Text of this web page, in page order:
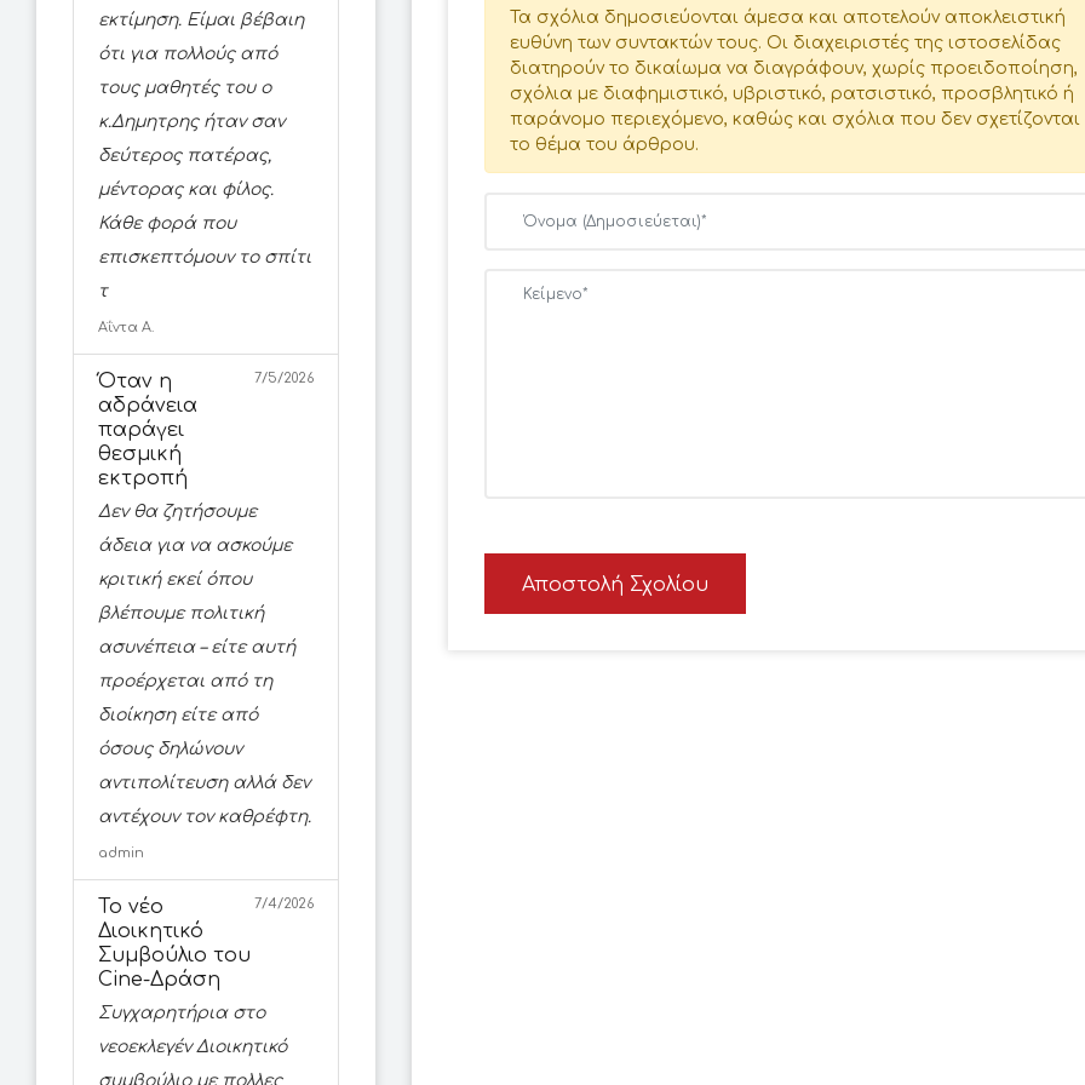
εκτίμηση. Είμαι βέβαιη
ότι για πολλούς από
τους μαθητές του ο
κ.Δημητρης ήταν σαν
δεύτερος πατέρας,
μέντορας και φίλος.
Κάθε φορά που
επισκεπτόμουν το σπίτι
τ
Αΐντα Α.
Όταν η
αδράνεια
παράγει
θεσμική
εκτροπή
7/5/2026
Δεν θα ζητήσουμε
άδεια για να ασκούμε
κριτική εκεί όπου
βλέπουμε πολιτική
ασυνέπεια – είτε αυτή
προέρχεται από τη
διοίκηση είτε από
όσους δηλώνουν
αντιπολίτευση αλλά δεν
αντέχουν τον καθρέφτη.
admin
Το νέο
Διοικητικό
Συμβούλιο του
Cine-Δράση
7/4/2026
Συγχαρητήρια στο
νεοεκλεγέν Διοικητικό
συμβούλιο με πολλες
Τα σχόλια δημοσιεύονται άμεσα και αποτελούν αποκλειστική
ευθύνη των συντακτών τους. Οι διαχειριστές της ιστοσελίδας
διατηρούν το δικαίωμα να διαγράφουν, χωρίς προειδοποίηση,
σχόλια με διαφημιστικό, υβριστικό, ρατσιστικό, προσβλητικό ή
παράνομο περιεχόμενο, καθώς και σχόλια που δεν σχετίζονται
το θέμα του άρθρου.
Αποστολή Σχολίου